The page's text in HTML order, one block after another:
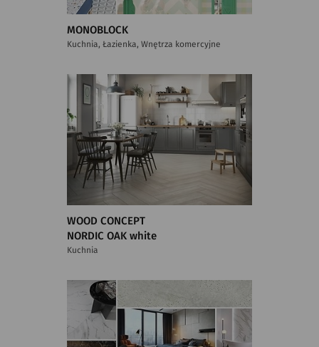
MONOBLOCK
Kuchnia, Łazienka, Wnętrza komercyjne
WOOD CONCEPT
NORDIC OAK white
Kuchnia